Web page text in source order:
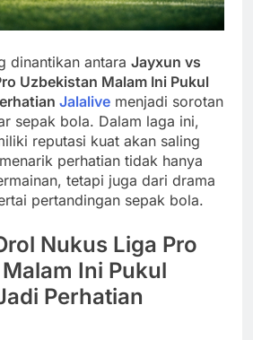
dinantikan antara Jayxun vs
Uzbekistan Malam Ini Pukul
Jalalive menjadi sorotan
sepak bola. Dalam laga ini,
reputasi kuat akan saling
perhatian tidak hanya
tetapi juga dari drama
pertandingan sepak bola.
Nukus Liga Pro
Ini Pukul
Perhatian